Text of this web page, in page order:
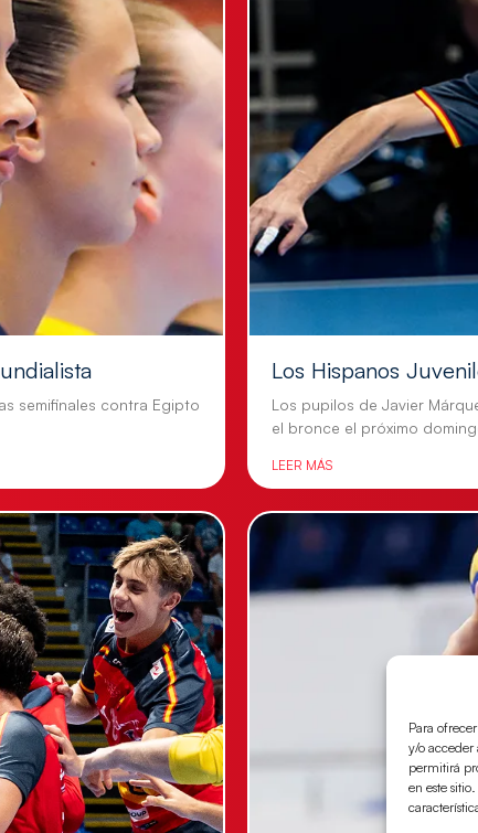
Para
y/o acceder
permitirá
en este
semifinales contra Egipto
Los Hispanos
Los pupilos de Javier
el bronce el próximo
LEER MÁS